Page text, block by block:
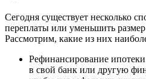
Сегодня существует несколько
переплаты или уменьшить
Рассмотрим, какие из них
Рефинансирование
в свой банк или другую